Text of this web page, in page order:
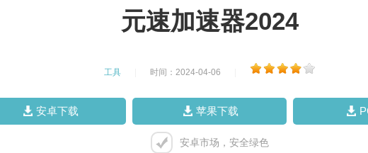
元速加速器2024
工具 时间：2024-04-06
安卓下载 苹果下载
安卓市场，安全绿色